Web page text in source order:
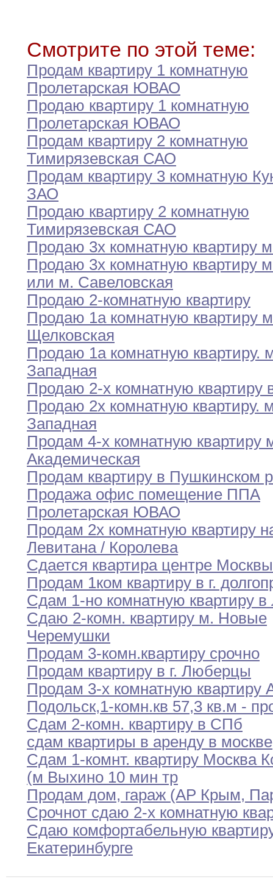
Смотрите по этой теме:
Продам квартиру 1 комнатную
Пролетарская ЮВАО
Продаю квартиру 1 комнатную
Пролетарская ЮВАО
Продам квартиру 2 комнатную
Тимирязевская САО
Продам квартиру 3 комнатную
ЗАО
Продаю квартиру 2 комнатную
Тимирязевская САО
Продаю 3х комнатную квартиру м
Продаю 3х комнатную квартиру м
или м. Савеловская
Продаю 2-комнатную квартиру
Продаю 1а комнатную квартиру м
Щелковская
Продаю 1а комнатную квартиру.
Западная
Продаю 2-х комнатную квартиру
Продаю 2х комнатную квартиру.
Западная
Продам 4-х комнатную квартиру
Академическая
Продам квартиру в Пушкинском
Продажа офис помещение ППА
Пролетарская ЮВАО
Продам 2х комнатную квартиру
Левитана / Королева
Сдается квартира центре Москвы
Продам 1ком квартиру в г.
Сдам 1-но комнатную квартиру
Сдаю 2-комн. квартиру м. Новые
Черемушки
Продам 3-комн.квартиру срочно
Продам квартиру в г. Люберцы
Продам 3-х комнатную
Подольск,1-комн.кв 57,3 кв.м -
Сдам 2-комн. квартиру в СПб
сдам квартиры в аренду в москве
Сдам 1-комнт. квартиру Москва
(м Выхино 10 мин тр
Продам дом, гараж (АР Крым,
Срочнот сдаю 2-х комнатную
Сдаю комфортабельную
Екатеринбурге